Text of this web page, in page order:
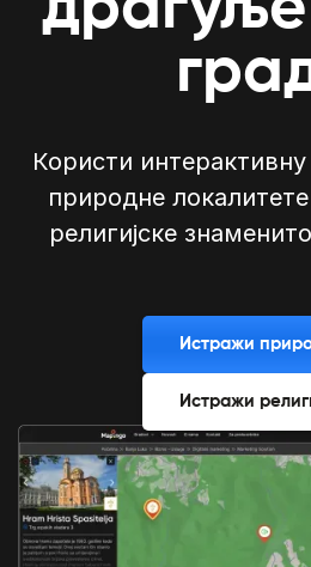
Користи
природне
религијске
Истражи
Истражи